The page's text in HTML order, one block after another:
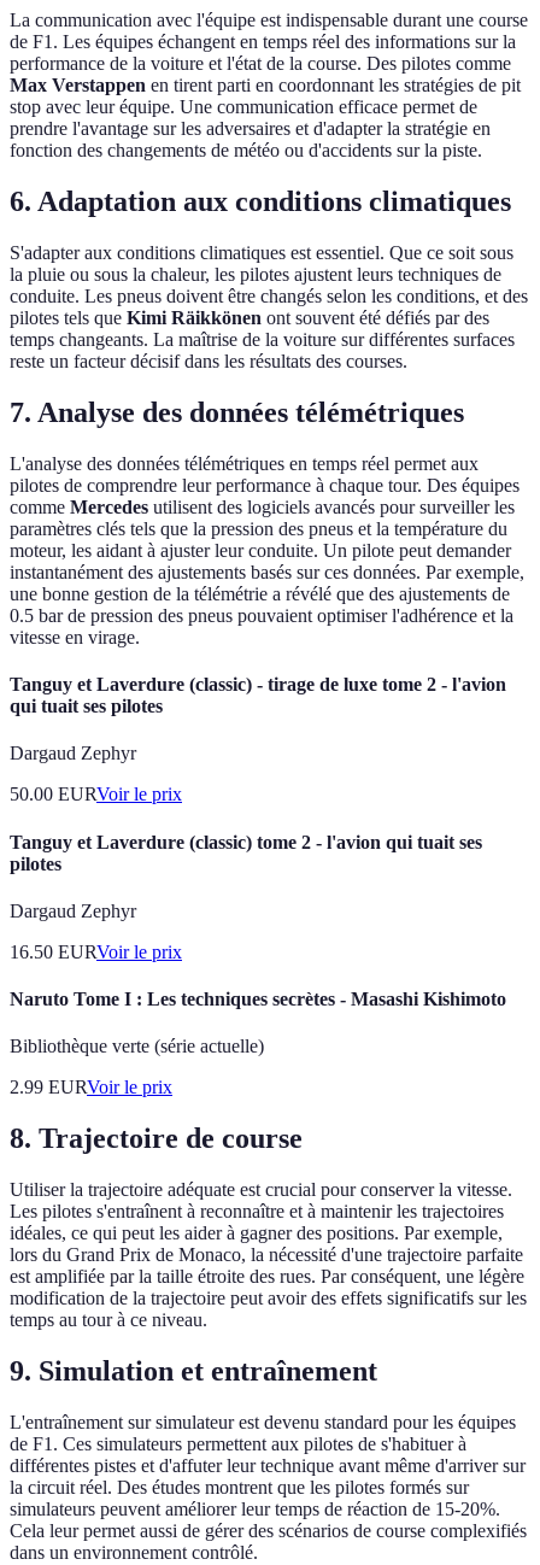
La communication avec l'équipe est indispensable durant une course
de F1. Les équipes échangent en temps réel des informations sur la
performance de la voiture et l'état de la course. Des pilotes comme
Max Verstappen en tirent parti en coordonnant les stratégies de pit
stop avec leur équipe. Une communication efficace permet de
prendre l'avantage sur les adversaires et d'adapter la stratégie en
fonction des changements de météo ou d'accidents sur la piste.
6. Adaptation aux conditions climatiques
S'adapter aux conditions climatiques est essentiel. Que ce soit sous
la pluie ou sous la chaleur, les pilotes ajustent leurs techniques de
conduite. Les pneus doivent être changés selon les conditions, et des
pilotes tels que Kimi Räikkönen ont souvent été défiés par des
temps changeants. La maîtrise de la voiture sur différentes surfaces
reste un facteur décisif dans les résultats des courses.
7. Analyse des données télémétriques
L'analyse des données télémétriques en temps réel permet aux
pilotes de comprendre leur performance à chaque tour. Des équipes
comme Mercedes utilisent des logiciels avancés pour surveiller les
paramètres clés tels que la pression des pneus et la température du
moteur, les aidant à ajuster leur conduite. Un pilote peut demander
instantanément des ajustements basés sur ces données. Par exemple,
une bonne gestion de la télémétrie a révélé que des ajustements de
0.5 bar de pression des pneus pouvaient optimiser l'adhérence et la
vitesse en virage.
Tanguy et Laverdure (classic) - tirage de luxe tome 2 - l'avion
qui tuait ses pilotes
Dargaud Zephyr
50.00 EURVoir le prix
Tanguy et Laverdure (classic) tome 2 - l'avion qui tuait ses
pilotes
Dargaud Zephyr
16.50 EURVoir le prix
Naruto Tome I : Les techniques secrètes - Masashi Kishimoto
Bibliothèque verte (série actuelle)
2.99 EURVoir le prix
8. Trajectoire de course
Utiliser la trajectoire adéquate est crucial pour conserver la vitesse.
Les pilotes s'entraînent à reconnaître et à maintenir les trajectoires
idéales, ce qui peut les aider à gagner des positions. Par exemple,
lors du Grand Prix de Monaco, la nécessité d'une trajectoire parfaite
est amplifiée par la taille étroite des rues. Par conséquent, une légère
modification de la trajectoire peut avoir des effets significatifs sur les
temps au tour à ce niveau.
9. Simulation et entraînement
L'entraînement sur simulateur est devenu standard pour les équipes
de F1. Ces simulateurs permettent aux pilotes de s'habituer à
différentes pistes et d'affuter leur technique avant même d'arriver sur
la circuit réel. Des études montrent que les pilotes formés sur
simulateurs peuvent améliorer leur temps de réaction de 15-20%.
Cela leur permet aussi de gérer des scénarios de course complexifiés
dans un environnement contrôlé.